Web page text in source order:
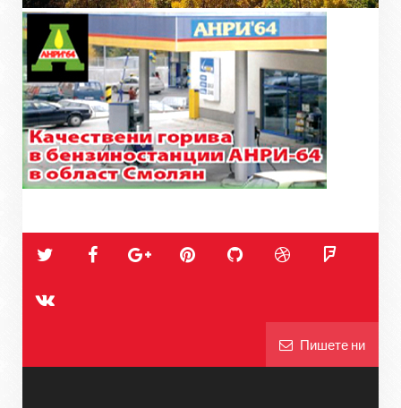
Пишете ни